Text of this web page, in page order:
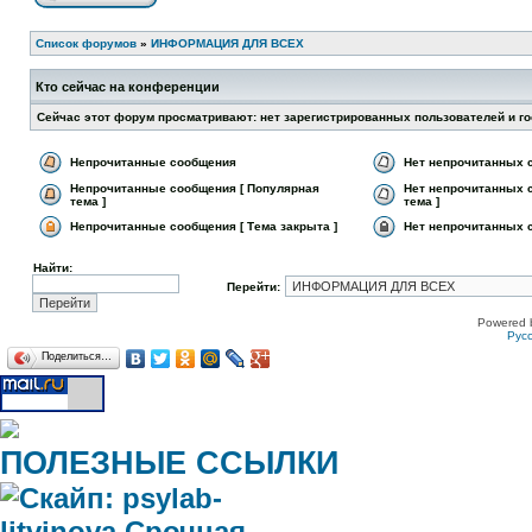
Список форумов » ИНФОРМАЦИЯ ДЛЯ ВСЕХ
Кто сейчас на конференции
Сейчас этот форум просматривают: нет зарегистрированных пользователей и
Непрочитанные сообщения
Нет непрочитанных
Непрочитанные сообщения [ Популярная
тема ]
Нет непрочитанных
тема ]
Непрочитанные сообщения [ Тема закрыта ]
Нет непрочитанных
Найти:
Перейти:
Powered
Поделиться…
ПОЛЕЗНЫЕ ССЫЛКИ